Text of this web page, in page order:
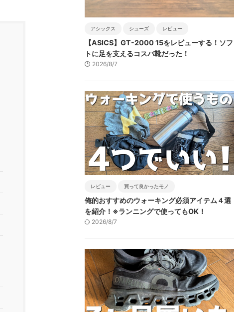
アシックス シューズ レビュー
【ASICS】GT-2000 15をレビューする！ソフ
トに足を支えるコスパ靴だった！
2026/8/7
レビュー 買って良かったモノ
俺的おすすめのウォーキング必須アイテム４選
を紹介！※ランニングで使ってもOK！
2026/8/7